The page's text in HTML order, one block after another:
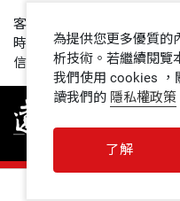
的人，以及如何才能成
這項能力正如所有的能
胞。我們的大腦是神
驗、行為的家園。若從
聯，就不必再受到情緒
領導影響力學院
1號課堂
客服專線：+886 2 2662-0012
時間：週一~週五
信箱：
為提供您更多優質的
析技術。若繼續閱覽
我們使用 cookies ，
讀我們的 隱私權政策
了解